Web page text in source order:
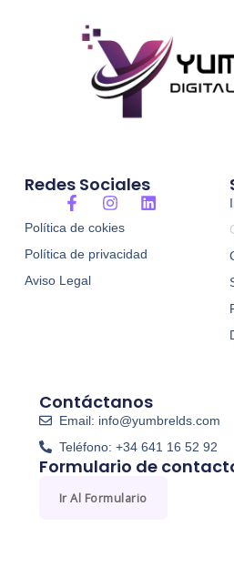
Redes Sociales
F
a
c
e
o
I
n
s
t
L
i
Política de cokies
Política de privacidad
Aviso Legal
Contáctanos
Email: info@yumbrelds.com
Teléfono: +34 641 16 52 92
Formulario de
Ir Al Formulario